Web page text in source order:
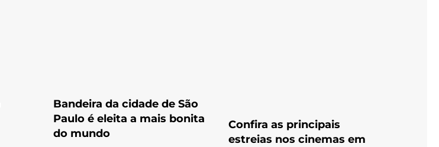
Bandeira da cidade de São
Paulo é eleita a mais bonita
do mundo
Confira as principais
estreias nos cinemas em